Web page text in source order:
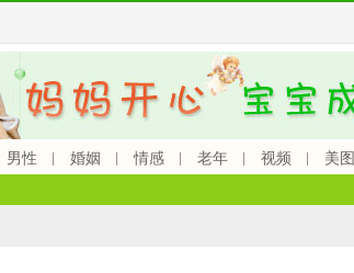
男性 婚姻 情感 老年 视频 美图